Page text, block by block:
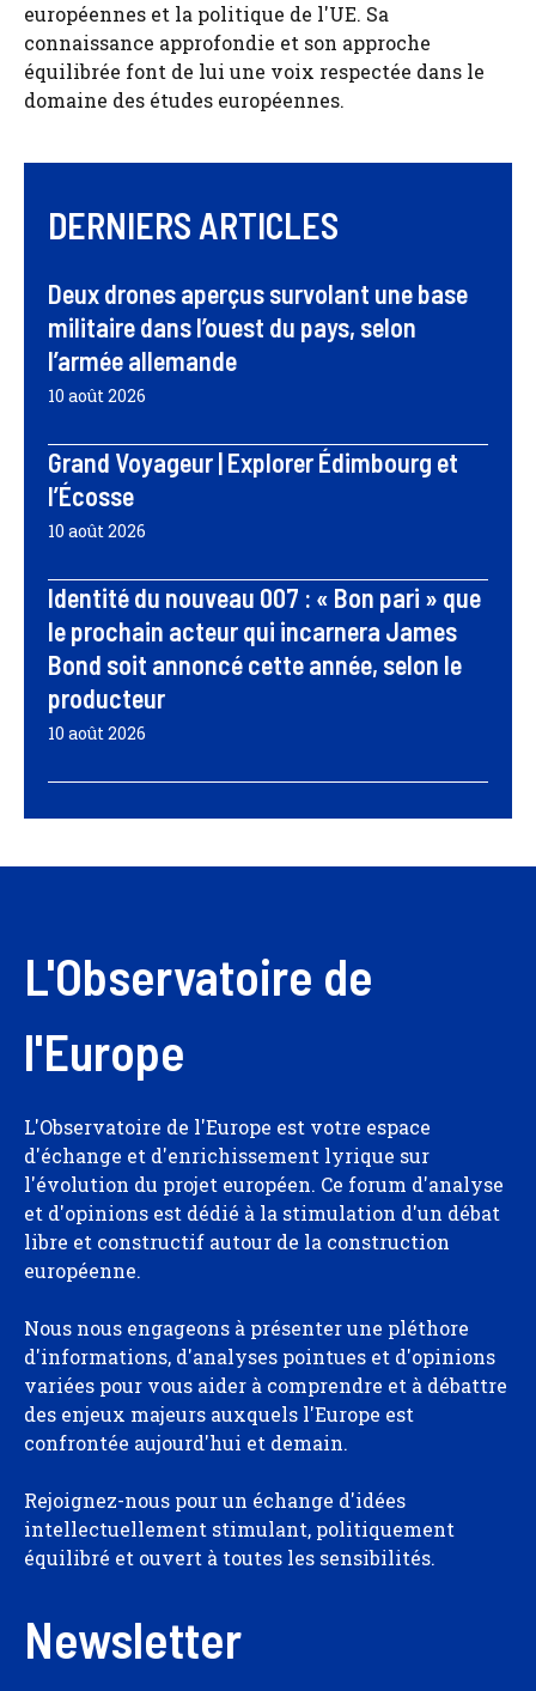
européennes et la politique de l'UE. Sa
connaissance approfondie et son approche
équilibrée font de lui une voix respectée dans le
domaine des études européennes.
DERNIERS ARTICLES
Deux drones aperçus survolant une base
militaire dans l’ouest du pays, selon
l’armée allemande
10 août 2026
Grand Voyageur | Explorer Édimbourg et
l’Écosse
10 août 2026
Identité du nouveau 007 : « Bon pari » que
le prochain acteur qui incarnera James
Bond soit annoncé cette année, selon le
producteur
10 août 2026
L'Observatoire de
l'Europe
L'Observatoire de l'Europe est votre espace
d'échange et d'enrichissement lyrique sur
l'évolution du projet européen. Ce forum d'analyse
et d'opinions est dédié à la stimulation d'un débat
libre et constructif autour de la construction
européenne.
Nous nous engageons à présenter une pléthore
d'informations, d'analyses pointues et d'opinions
variées pour vous aider à comprendre et à débattre
des enjeux majeurs auxquels l'Europe est
confrontée aujourd'hui et demain.
Rejoignez-nous pour un échange d'idées
intellectuellement stimulant, politiquement
équilibré et ouvert à toutes les sensibilités.
Newsletter